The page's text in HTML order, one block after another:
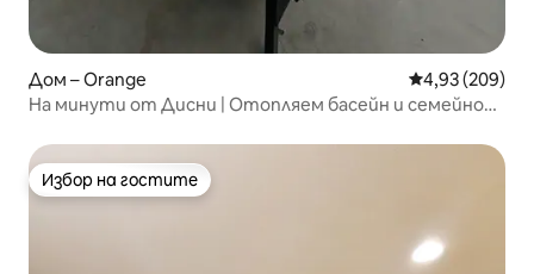
Дом – Orange Средна
4,93 (209)
На минути от Дисни | Отопляем басейн и семейно
Избор на гостите
Избор на гостите